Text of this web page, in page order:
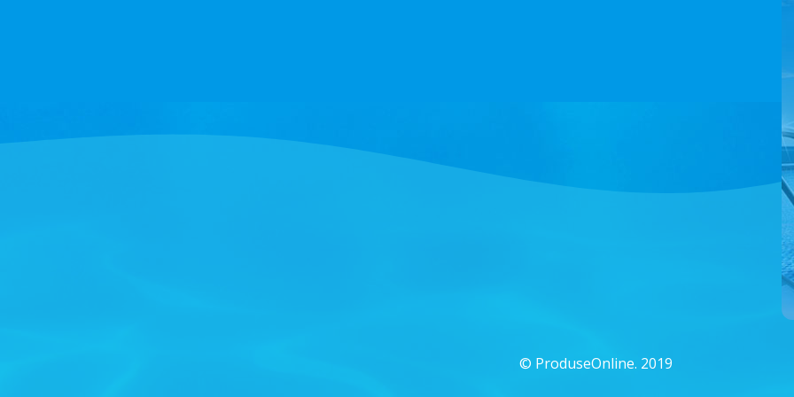
© ProduseOnline. 2019